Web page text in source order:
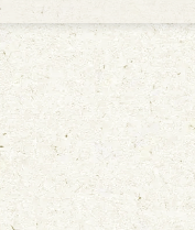
Hãy liên hệ với đội ngũ
hoạch cho đám cưới